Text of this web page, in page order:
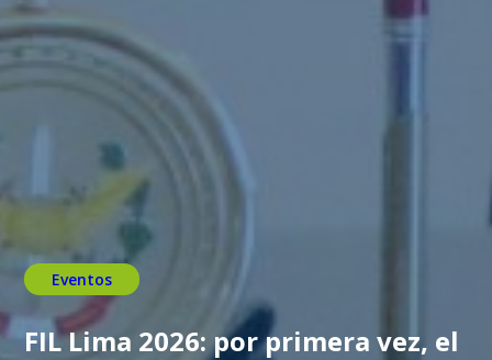
Eventos
FIL Lima 2026: por primera vez, el